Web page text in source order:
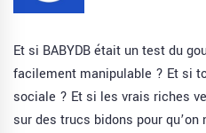
Et si BABYDB était un test du
facilement manipulable ? Et si
sociale ? Et si les vrais riches
sur des trucs bidons pour